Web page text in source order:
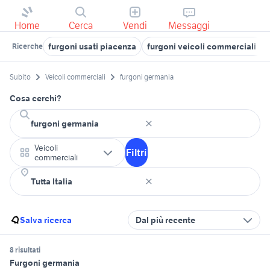
Home Cerca Vendi Messaggi
Ricerche furgoni usati piacenza furgoni veicoli commerciali
Subito Veicoli commerciali furgoni germania
Cosa cerchi?
Veicoli
commerciali
Filtri
Salva ricerca Dal più recente
8 risultati
Furgoni germania